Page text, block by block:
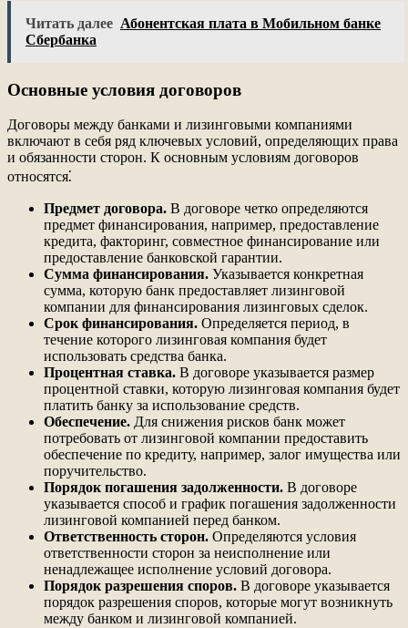
Читать далее Абонентская плата в Мобильном банке
Сбербанка
Основные условия договоров
Договоры между банками и лизинговыми компаниями
включают в себя ряд ключевых условий, определяющих права
и обязанности сторон. К основным условиям договоров
относятся⁚
Предмет договора. В договоре четко определяются
предмет финансирования, например, предоставление
кредита, факторинг, совместное финансирование или
предоставление банковской гарантии.
Сумма финансирования. Указывается конкретная
сумма, которую банк предоставляет лизинговой
компании для финансирования лизинговых сделок.
Срок финансирования. Определяется период, в
течение которого лизинговая компания будет
использовать средства банка.
Процентная ставка. В договоре указывается размер
процентной ставки, которую лизинговая компания будет
платить банку за использование средств.
Обеспечение. Для снижения рисков банк может
потребовать от лизинговой компании предоставить
обеспечение по кредиту, например, залог имущества или
поручительство.
Порядок погашения задолженности. В договоре
указывается способ и график погашения задолженности
лизинговой компанией перед банком.
Ответственность сторон. Определяются условия
ответственности сторон за неисполнение или
ненадлежащее исполнение условий договора.
Порядок разрешения споров. В договоре указывается
порядок разрешения споров, которые могут возникнуть
между банком и лизинговой компанией.